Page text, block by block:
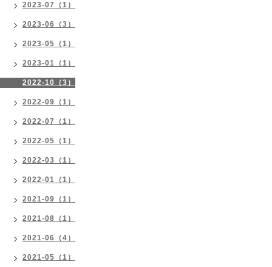
2023-07（1）
2023-06（3）
2023-05（1）
2023-01（1）
2022-10（3）
2022-09（1）
2022-07（1）
2022-05（1）
2022-03（1）
2022-01（1）
2021-09（1）
2021-08（1）
2021-06（4）
2021-05（1）